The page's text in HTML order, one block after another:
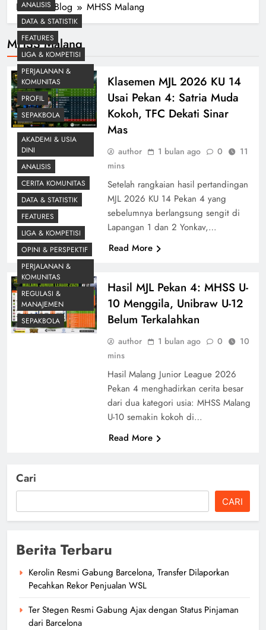
Home Blog MHSS Malang
MHSS Malang
ANALISIS
DATA & STATISTIK
FEATURES
LIGA & KOMPETISI
PERJALANAN &
KOMUNITAS
PROFIL
SEPAKBOLA
Klasemen MJL 2026 KU 14
Usai Pekan 4: Satria Muda
Kokoh, TFC Dekati Sinar
Mas
author 1 bulan ago 0
11
mins
Setelah rangkaian hasil pertandingan
MJL 2026 KU 14 Pekan 4 yang
sebelumnya berlangsung sengit di
Lapangan 1 dan 2 Yonkav,…
Read More
AKADEMI & USIA
DINI
ANALISIS
CERITA KOMUNITAS
DATA & STATISTIK
FEATURES
LIGA & KOMPETISI
OPINI & PERSPEKTIF
PERJALANAN &
KOMUNITAS
REGULASI &
MANAJEMEN
SEPAKBOLA
Hasil MJL Pekan 4: MHSS U-
10 Menggila, Unibraw U-12
Belum Terkalahkan
author 1 bulan ago 0
10
mins
Hasil Malang Junior League 2026
Pekan 4 menghadirkan cerita besar
dari dua kategori usia: MHSS Malang
U-10 semakin kokoh di…
Read More
Cari
CARI
Berita Terbaru
Kerolin Resmi Gabung Barcelona, Transfer Dilaporkan
Pecahkan Rekor Penjualan WSL
Ter Stegen Resmi Gabung Ajax dengan Status Pinjaman
dari Barcelona